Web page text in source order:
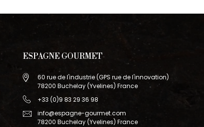
ESPAGNE GOURMET
60 rue de l'industrie (GPS rue de l'innovation)
78200 Buchelay (Yvelines) France
+33 (0)9 83 29 36 98
info@espagne-gourmet.com
78200 Buchelay (Yvelines) France